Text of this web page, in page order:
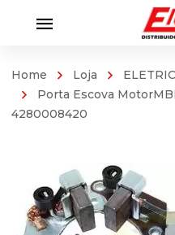
Home Loja
Porta Escova
4280008420